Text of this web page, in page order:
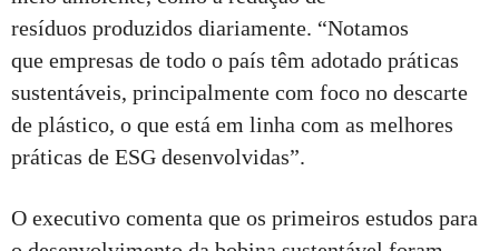
resíduos produzidos diariamente. “Notamos
que empresas de todo o país têm adotado práticas
sustentáveis, principalmente com foco no descarte
de plástico, o que está em linha com as melhores
práticas de ESG desenvolvidas”.
O executivo comenta que os primeiros estudos para